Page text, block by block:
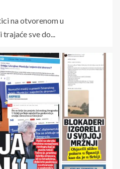
na otvorenom u
sve do...